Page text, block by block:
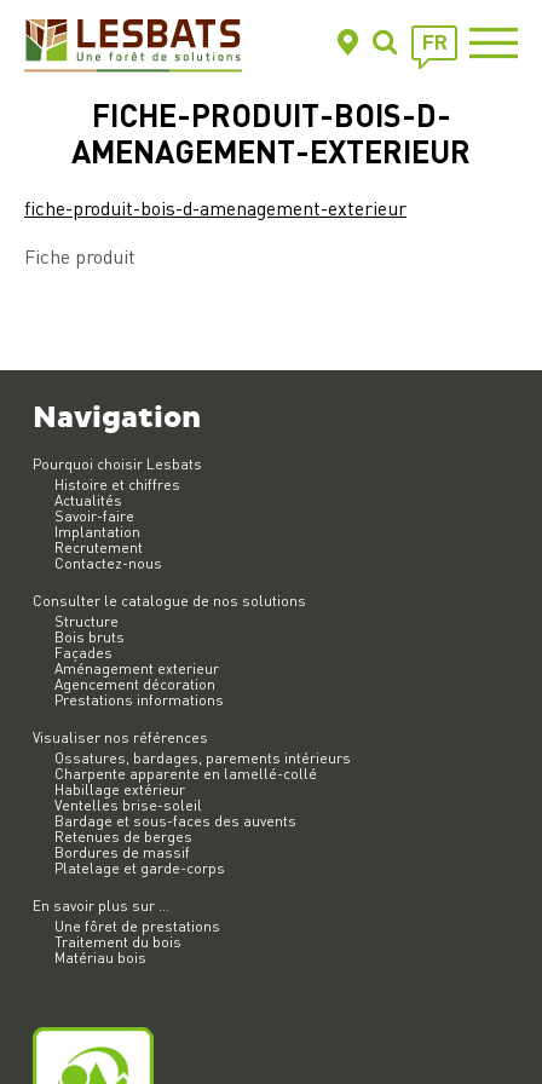
FR
FICHE-PRODUIT-BOIS-D-
AMENAGEMENT-EXTERIEUR
fiche-produit-bois-d-amenagement-exterieur
Fiche produit
Navigation
Pourquoi choisir Lesbats
Histoire et chiffres
Actualités
Savoir-faire
Implantation
Recrutement
Contactez-nous
Consulter le catalogue de nos solutions
Structure
Bois bruts
Façades
Aménagement exterieur
Agencement décoration
Prestations informations
Visualiser nos références
Ossatures, bardages, parements intérieurs
Charpente apparente en lamellé-collé
Habillage extérieur
Ventelles brise-soleil
Bardage et sous-faces des auvents
Retenues de berges
Bordures de massif
Platelage et garde-corps
En savoir plus sur ...
Une fôret de prestations
Traitement du bois
Matériau bois